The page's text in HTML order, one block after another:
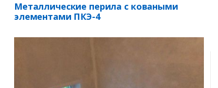
Металлические перила с коваными
элементами ПКЭ-4